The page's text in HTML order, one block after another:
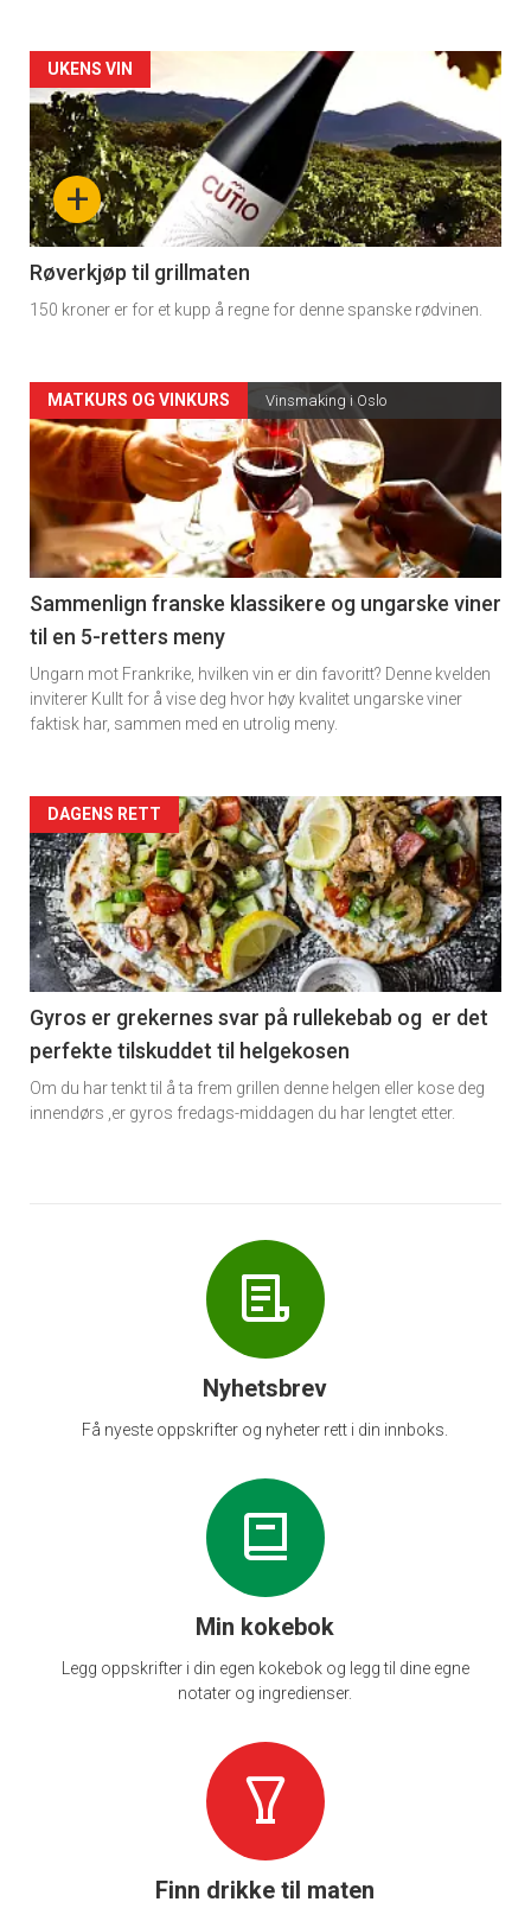
Forsiden
akkurat
nå
-
4
+
UKENS VIN
Røverkjøp til grillmaten
150 kroner er for et kupp å regne for denne spanske rødvinen.
Forsiden
akkurat
nå
-
5
MATKURS OG VINKURS Vinsmaking i Oslo
Sammenlign franske klassikere og ungarske viner
til en 5-retters meny
Ungarn mot Frankrike, hvilken vin er din favoritt? Denne kvelden
inviterer Kullt for å vise deg hvor høy kvalitet ungarske viner
faktisk har, sammen med en utrolig meny.
Forsiden
akkurat
nå
-
6
DAGENS RETT
Gyros er grekernes svar på rullekebab og er det
perfekte tilskuddet til helgekosen
Om du har tenkt til å ta frem grillen denne helgen eller kose deg
innendørs ,er gyros fredags-middagen du har lengtet etter.
Nyhetsbrev
Få nyeste oppskrifter og nyheter rett i din innboks.
Min kokebok
Legg oppskrifter i din egen kokebok og legg til dine egne
notater og ingredienser.
Finn drikke til maten